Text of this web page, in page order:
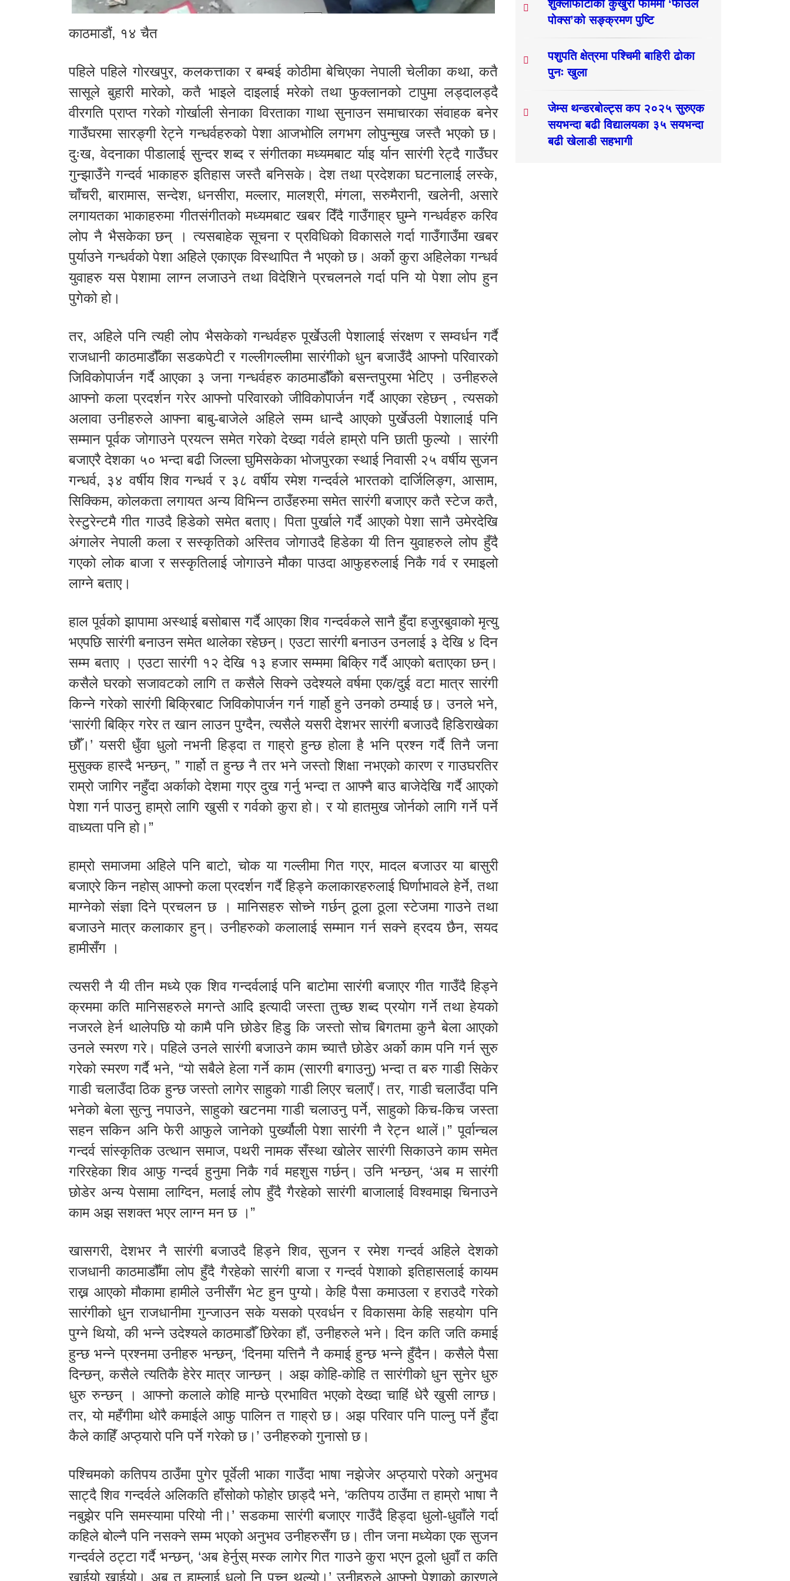
काठमाडौं, १४ चैत
पहिले पहिले गोरखपुर, कलकत्ताका र बम्बई कोठीमा बेचिएका नेपाली चेलीका कथा, कतै
सासूले बुहारी मारेको, कतै भाइले दाइलाई मरेको तथा फुक्लानको टापुमा लड्दालड्दै
वीरगति प्राप्त गरेको गोर्खाली सेनाका विरताका गाथा सुनाउन समाचारका संवाहक बनेर
गाउँघरमा सारङ्गी रेट्ने गन्धर्वहरुको पेशा आजभोलि लगभग लोपुन्मुख जस्तै भएको छ।
दुःख, वेदनाका पीडालाई सुन्दर शब्द र संगीतका मध्यमबाट र्याइ र्यान सारंगी रेट्दै गाउँघर
गुन्झाउँने गन्दर्व भाकाहरु इतिहास जस्तै बनिसके। देश तथा प्रदेशका घटनालाई लस्के,
चाँचरी, बारामास, सन्देश, धनसीरा, मल्लार, मालश्री, मंगला, सरुमैरानी, खलेनी, असारे
लगायतका भाकाहरुमा गीतसंगीतको मध्यमबाट खबर दिँदै गाउँगाह्र घुम्ने गन्धर्वहरु करिव
लोप नै भैसकेका छन् । त्यसबाहेक सूचना र प्रविधिको विकासले गर्दा गाउँगाउँमा खबर
पुर्याउने गन्धर्वको पेशा अहिले एकाएक विस्थापित नै भएको छ। अर्को कुरा अहिलेका गन्धर्व
युवाहरु यस पेशामा लाग्न लजाउने तथा विदेशिने प्रचलनले गर्दा पनि यो पेशा लोप हुन
पुगेको हो।
तर, अहिले पनि त्यही लोप भैसकेको गन्धर्वहरु पूर्खेउली पेशालाई संरक्षण र सम्वर्धन गर्दै
राजधानी काठमाडौँका सडकपेटी र गल्लीगल्लीमा सारंगीको धुन बजाउँदै आफ्नो परिवारको
जिविकोपार्जन गर्दै आएका ३ जना गन्धर्वहरु काठमाडौँको बसन्तपुरमा भेटिए । उनीहरुले
आफ्नो कला प्रदर्शन गरेर आफ्नो परिवारको जीविकोपार्जन गर्दै आएका रहेछन् , त्यसको
अलावा उनीहरुले आफ्ना बाबु-बाजेले अहिले सम्म धान्दै आएको पुर्खेउली पेशालाई पनि
सम्मान पूर्वक जोगाउने प्रयत्न समेत गरेको देख्दा गर्वले हाम्रो पनि छाती फुल्यो । सारंगी
बजाएरै देशका ५० भन्दा बढी जिल्ला घुमिसकेका भोजपुरका स्थाई निवासी २५ वर्षीय सुजन
गन्धर्व, ३४ वर्षीय शिव गन्धर्व र ३८ वर्षीय रमेश गन्दर्वले भारतको दार्जिलिङ्ग, आसाम,
सिक्किम, कोलकता लगायत अन्य विभिन्न ठाउँहरुमा समेत सारंगी बजाएर कतै स्टेज कतै,
रेस्टुरेन्टमै गीत गाउदै हिडेको समेत बताए। पिता पुर्खाले गर्दै आएको पेशा सानै उमेरदेखि
अंगालेर नेपाली कला र सस्कृतिको अस्तिव जोगाउदै हिडेका यी तिन युवाहरुले लोप हुँदै
गएको लोक बाजा र सस्कृतिलाई जोगाउने मौका पाउदा आफुहरुलाई निकै गर्व र रमाइलो
लाग्ने बताए।
हाल पूर्वको झापामा अस्थाई बसोबास गर्दै आएका शिव गन्दर्वकले सानै हुँदा हजुरबुवाको मृत्यु
भएपछि सारंगी बनाउन समेत थालेका रहेछन्। एउटा सारंगी बनाउन उनलाई ३ देखि ४ दिन
सम्म बताए । एउटा सारंगी १२ देखि १३ हजार सम्ममा बिक्रि गर्दै आएको बताएका छन्।
कसैले घरको सजावटको लागि त कसैले सिक्ने उदेश्यले वर्षमा एक/दुई वटा मात्र सारंगी
किन्ने गरेको सारंगी बिक्रिबाट जिविकोपार्जन गर्न गार्हो हुने उनको ठम्याई छ। उनले भने,
‘सारंगी बिक्रि गरेर त खान लाउन पुग्दैन, त्यसैले यसरी देशभर सारंगी बजाउदै हिडिराखेका
छौँ।’ यसरी धुँवा धुलो नभनी हिड्दा त गाह्रो हुन्छ होला है भनि प्रश्न गर्दै तिनै जना
मुसुक्क हास्दै भन्छन्, ” गार्हो त हुन्छ नै तर भने जस्तो शिक्षा नभएको कारण र गाउघरतिर
राम्रो जागिर नहुँदा अर्काको देशमा गएर दुख गर्नु भन्दा त आफ्नै बाउ बाजेदेखि गर्दै आएको
पेशा गर्न पाउनु हाम्रो लागि खुसी र गर्वको कुरा हो। र यो हातमुख जोर्नको लागि गर्ने पर्ने
वाध्यता पनि हो।”
हाम्रो समाजमा अहिले पनि बाटो, चोक या गल्लीमा गित गएर, मादल बजाउर या बासुरी
बजाएरे किन नहोस् आफ्नो कला प्रदर्शन गर्दै हिड्ने कलाकारहरुलाई घिर्णाभावले हेर्ने, तथा
माग्नेको संज्ञा दिने प्रचलन छ । मानिसहरु सोच्ने गर्छन् ठूला ठूला स्टेजमा गाउने तथा
बजाउने मात्र कलाकार हुन्। उनीहरुको कलालाई सम्मान गर्न सक्ने ह्रदय छैन, सयद
हामीसँग ।
त्यसरी नै यी तीन मध्ये एक शिव गन्दर्वलाई पनि बाटोमा सारंगी बजाएर गीत गाउँदै हिड्ने
क्रममा कति मानिसहरुले मगन्ते आदि इत्यादी जस्ता तुच्छ शब्द प्रयोग गर्ने तथा हेयको
नजरले हेर्न थालेपछि यो कामै पनि छोडेर हिडु कि जस्तो सोच बिगतमा कुनै बेला आएको
उनले स्मरण गरे। पहिले उनले सारंगी बजाउने काम च्यात्तै छोडेर अर्को काम पनि गर्न सुरु
गरेको स्मरण गर्दै भने, “यो सबैले हेला गर्ने काम (सारगी बगाउनु) भन्दा त बरु गाडी सिकेर
गाडी चलाउँदा ठिक हुन्छ जस्तो लागेर साहुको गाडी लिएर चलाएँ। तर, गाडी चलाउँदा पनि
भनेको बेला सुत्नु नपाउने, साहुको खटनमा गाडी चलाउनु पर्ने, साहुको किच-किच जस्ता
सहन सकिन अनि फेरी आफुले जानेको पुर्ख्यौली पेशा सारंगी नै रेट्न थालें।” पूर्वान्चल
गन्दर्व सांस्कृतिक उत्थान समाज, पथरी नामक सँस्था खोलेर सारंगी सिकाउने काम समेत
गरिरहेका शिव आफु गन्दर्व हुनुमा निकै गर्व महशुस गर्छन्। उनि भन्छन्, ‘अब म सारंगी
छोडेर अन्य पेसामा लाग्दिन, मलाई लोप हुँदै गैरहेको सारंगी बाजालाई विश्वमाझ चिनाउने
काम अझ सशक्त भएर लाग्न मन छ ।”
खासगरी, देशभर नै सारंगी बजाउदै हिड्ने शिव, सुजन र रमेश गन्दर्व अहिले देशको
राजधानी काठमाडौँमा लोप हुँदै गैरहेको सारंगी बाजा र गन्दर्व पेशाको इतिहासलाई कायम
राख्न आएको मौकामा हामीले उनीसँग भेट हुन पुग्यो। केहि पैसा कमाउला र हराउदै गरेको
सारंगीको धुन राजधानीमा गुन्जाउन सके यसको प्रवर्धन र विकासमा केहि सहयोग पनि
पुग्ने थियो, की भन्ने उदेश्यले काठमाडौँ छिरेका हौं, उनीहरुले भने। दिन कति जति कमाई
हुन्छ भन्ने प्रश्नमा उनीहरु भन्छन्, ‘दिनमा यत्तिनै नै कमाई हुन्छ भन्ने हुँदैन। कसैले पैसा
दिन्छन्, कसैले त्यतिकै हेरेर मात्र जान्छन् । अझ कोहि-कोहि त सारंगीको धुन सुनेर धुरु
धुरु रुन्छन् । आफ्नो कलाले कोहि मान्छे प्रभावित भएको देख्दा चाहिं धेरै खुसी लाग्छ।
तर, यो महँगीमा थोरै कमाईले आफु पालिन त गाह्रो छ। अझ परिवार पनि पाल्नु पर्ने हुँदा
कैले काहिँ अप्ठ्यारो पनि पर्ने गरेको छ।’ उनीहरुको गुनासो छ।
पश्चिमको कतिपय ठाउँमा पुगेर पूर्वेली भाका गाउँदा भाषा नझेजेर अप्ठ्यारो परेको अनुभव
साट्दै शिव गन्दर्वले अलिकति हाँसोको फोहोर छाड्दै भने, ‘कतिपय ठाउँमा त हाम्रो भाषा नै
नबुझेर पनि समस्यामा परियो नी।’ सडकमा सारंगी बजाएर गाउँदै हिड्दा धुलो-धुवाँले गर्दा
कहिले बोल्नै पनि नसक्ने सम्म भएको अनुभव उनीहरुसँग छ। तीन जना मध्येका एक सुजन
गन्दर्वले ठट्टा गर्दै भन्छन्, ‘अब हेर्नुस् मस्क लागेर गित गाउने कुरा भएन ठूलो धुवाँ त कति
खाईयो खाईयो। अब त हाम्लाई धुलो नि पच्न थल्यो।’ उनीहरुले आफ्नो पेशाको कारणले
शुक्लाफाँटाका कुखुरा फार्ममा ‘फाउल
पोक्स’को सङ्क्रमण पुष्टि
पशुपति क्षेत्रमा पश्चिमी बाहिरी ढोका
पुनः खुला
जेम्स थन्डरबोल्ट्स कप २०२५ सुरुएक
सयभन्दा बढी विद्यालयका ३५ सयभन्दा
बढी खेलाडी सहभागी